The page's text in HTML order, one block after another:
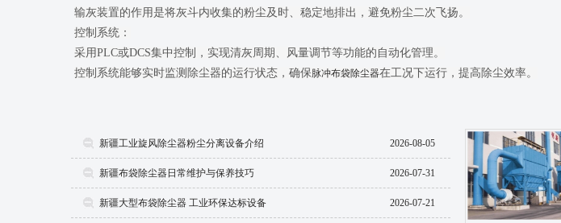
输灰装置的作用是将灰斗内收集的粉尘及时、稳定地排出，避免粉尘二次飞扬。
控制系统：
采用PLC或DCS集中控制，实现清灰周期、风量调节等功能的自动化管理。
控制系统能够实时监测除尘器的运行状态，确保脉冲布袋除尘器在工况下运行，提高除尘效率。
新疆工业旋风除尘器粉尘分离设备介绍 2026-08-05
新疆布袋除尘器日常维护与保养技巧 2026-07-31
新疆大型布袋除尘器 工业环保达标设备 2026-07-21